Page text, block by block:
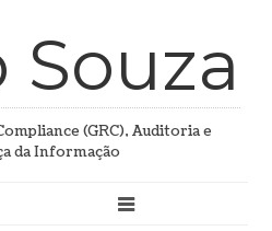
Souza
(GRC), Auditoria e
da Informação